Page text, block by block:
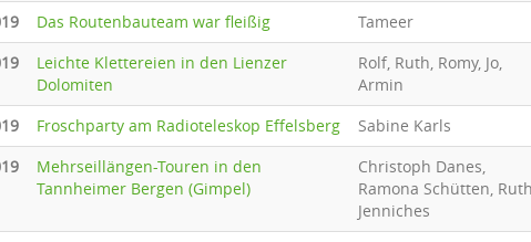
Das Routenbauteam war fleißig
Tameer
Leichte Klettereien in den Lienzer
Dolomiten
Rolf, Ruth, Romy, Jo,
Armin
Froschparty am Radioteleskop Effelsberg Sabine Karls
Mehrseillängen-Touren in den
Tannheimer Bergen (Gimpel)
Christoph Danes,
Ramona Schütten, Ruth
Jenniches